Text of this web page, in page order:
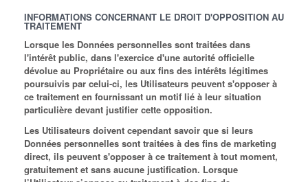
INFORMATIONS CONCERNANT LE DROIT D'OPPOSITION AU
TRAITEMENT
Lorsque les Données personnelles sont traitées dans
l'intérêt public, dans l'exercice d'une autorité officielle
dévolue au Propriétaire ou aux fins des intérêts légitimes
poursuivis par celui-ci, les Utilisateurs peuvent s'opposer à
ce traitement en fournissant un motif lié à leur situation
particulière devant justifier cette opposition.
Les Utilisateurs doivent cependant savoir que si leurs
Données personnelles sont traitées à des fins de marketing
direct, ils peuvent s'opposer à ce traitement à tout moment,
gratuitement et sans aucune justification. Lorsque